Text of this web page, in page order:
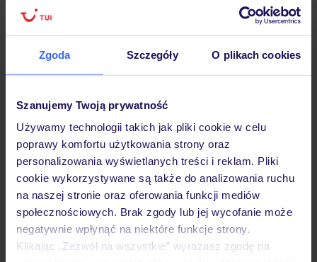
Zgoda Szczegóły O plikach cookies
Szanujemy Twoją prywatność
Używamy technologii takich jak pliki cookie w celu
poprawy komfortu użytkowania strony oraz
personalizowania wyświetlanych treści i reklam. Pliki
cookie wykorzystywane są także do analizowania ruchu
na naszej stronie oraz oferowania funkcji mediów
społecznościowych. Brak zgody lub jej wycofanie może
negatywnie wpłynąć na niektóre funkcje strony.
Klikając „Zezwól na wszystkie” wyrażasz zgodę na
Lider niskich cen 30 lat w
Hotel
Pokoje
Wyżywienie